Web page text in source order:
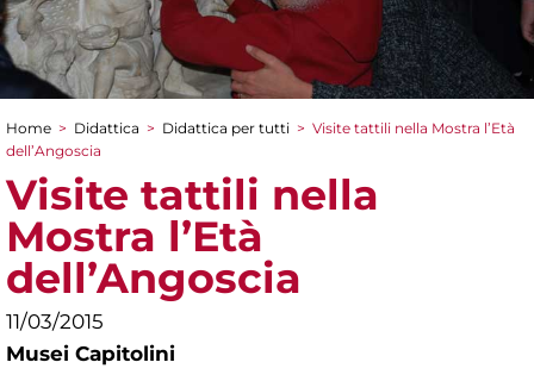
Tu sei qui
Home > Didattica > Didattica per tutti > Visite tattili nella Mostra l’Età
dell’Angoscia
Visite tattili nella
Mostra l’Età
dell’Angoscia
11/03/2015
Musei Capitolini